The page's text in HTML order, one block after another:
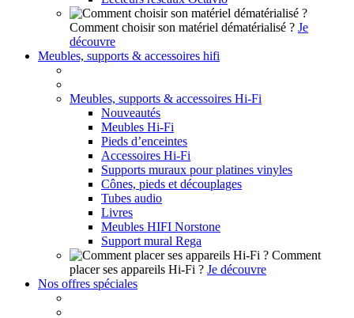
Comment choisir son matériel dématérialisé ? Je
découvre
Meubles, supports & accessoires hifi
Meubles, supports & accessoires Hi-Fi
Nouveautés
Meubles Hi-Fi
Pieds d’enceintes
Accessoires Hi-Fi
Supports muraux pour platines vinyles
Cônes, pieds et découplages
Tubes audio
Livres
Meubles HIFI Norstone
Support mural Rega
Comment
placer ses appareils Hi-Fi ? Je découvre
Nos offres spéciales